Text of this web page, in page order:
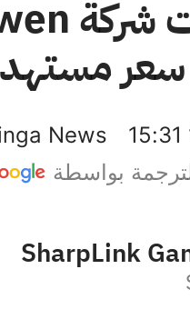
مستهدف
News
بواسطة
SharpLink